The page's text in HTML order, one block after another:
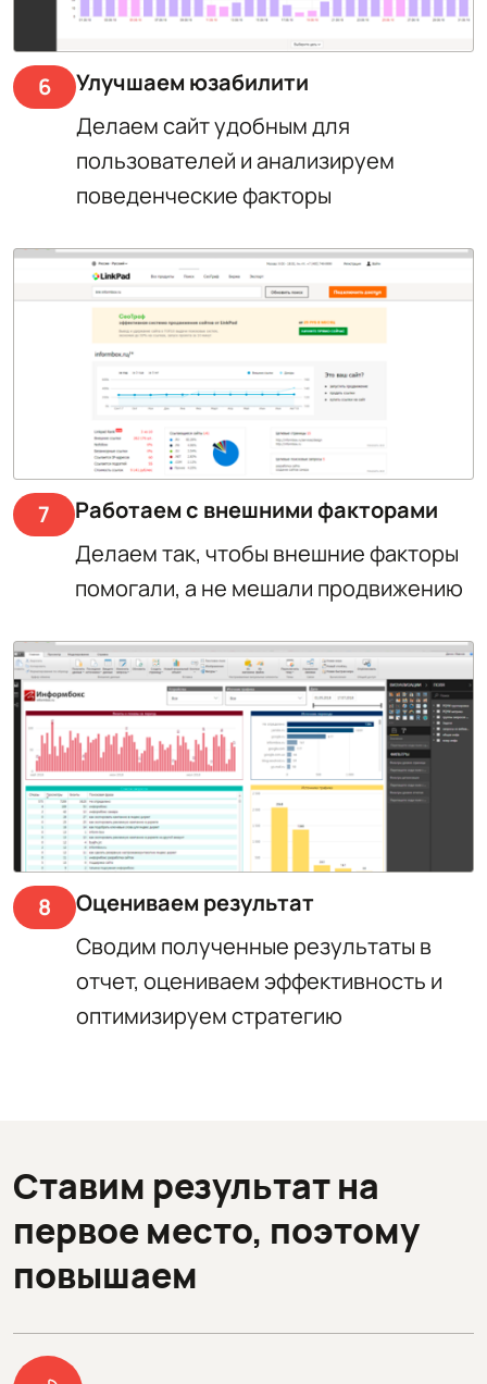
6
Улучшаем юзабилити
Делаем сайт удобным для
пользователей и анализируем
поведенческие факторы
7
Работаем с внешними факторами
Делаем так, чтобы внешние факторы
помогали, а не мешали продвижению
8
Оцениваем результат
Сводим полученные результаты в
отчет, оцениваем эффективность и
оптимизируем стратегию
Ставим результат на
первое место, поэтому
повышаем